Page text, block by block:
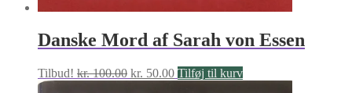
Danske Mord af Sarah von Essen
Tilbud! kr.100.00 Den
kr. 50.00Den
Tilføj til kurv